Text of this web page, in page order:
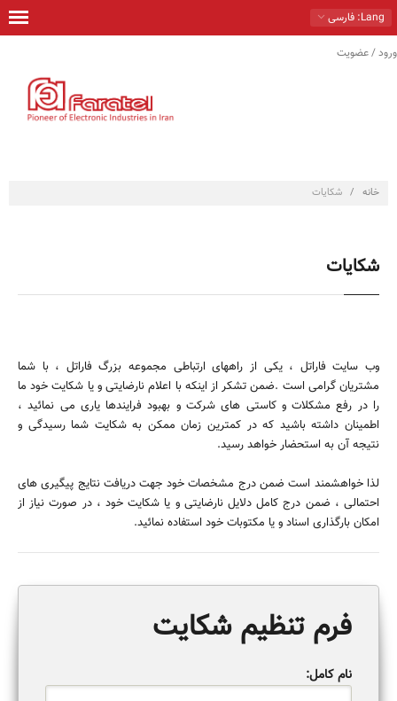
Lang: فارسی
ورود / عضویت
خانه
فروشگاه
خانه / شکایات
شکایات
وب سایت فاراتل ، یکی از راههای ارتباطی مجموعه بزرگ فاراتل ، با شما
مشتریان گرامی است .ضمن تشکر از اینکه با اعلام نارضایتی و یا شکایت خود ما
را در رفع مشکلات و کاستی های شرکت و بهبود فرایندها یاری می نمائید ،
اطمینان داشته باشید که در کمترین زمان ممکن به شکایت شما رسیدگی و
نتیجه آن به استحضار خواهد رسید.
لذا خواهشمند است ضمن درج مشخصات خود جهت دریافت نتایج پیگیری های
احتمالی ، ضمن درج کامل دلایل نارضایتی و یا شکایت خود ، در صورت نیاز از
امکان بارگذاری اسناد و یا مکتوبات خود استفاده نمائید.
فرم تنظیم شکایت
نام کامل: